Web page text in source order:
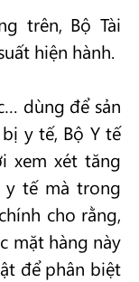
trên, Bộ Tài
hiện hành.
dùng để sản
y tế, Bộ Y tế
xem xét tăng
tế mà trong
cho rằng,
mặt hàng này
để phân biệt